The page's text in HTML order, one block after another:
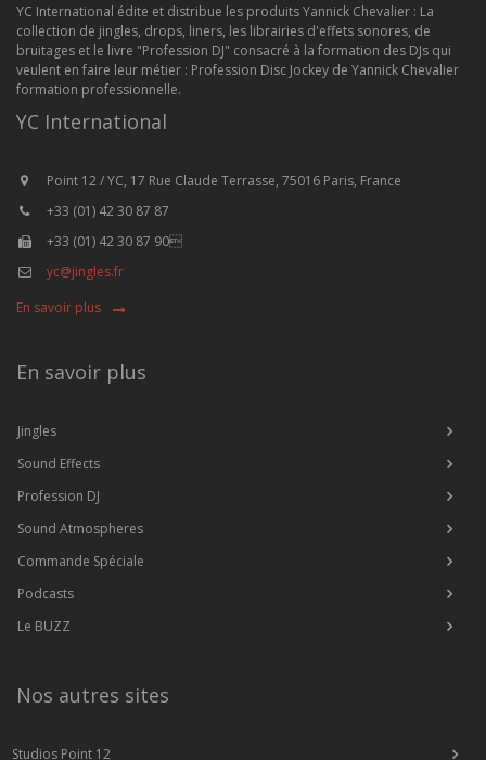
YC International édite et distribue les produits Yannick Chevalier : La
collection de jingles, drops, liners, les librairies d'effets sonores, de
bruitages et le livre "Profession DJ" consacré à la formation des DJs qui
veulent en faire leur métier : Profession Disc Jockey de Yannick Chevalier
formation professionnelle.
YC International
Point 12 / YC, 17 Rue Claude Terrasse, 75016 Paris, France
+33 (01) 42 30 87 87
+33 (01) 42 30 87 90
yc@jingles.fr
En savoir plus
En savoir plus
Jingles
Sound Effects
Profession DJ
Sound Atmospheres
Commande Spéciale
Podcasts
Le BUZZ
Nos autres sites
Studios Point 12